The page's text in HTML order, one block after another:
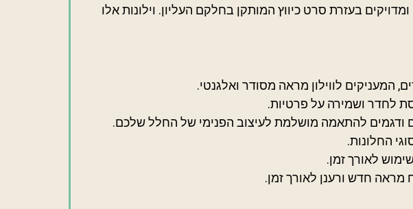
בעזרת סרט כיווץ המותקן בחלקם העליון. וילונות אלו
המעניקים לווילון מראה מסודר ואלגנטי.
לחדר ושמירה על פרטיות.
ודגמים להתאמה מושלמת לעיצוב הפנימי של החלל שלכם.
החלונות.
לאורך זמן.
מראה חדש ורענן לאורך זמן.